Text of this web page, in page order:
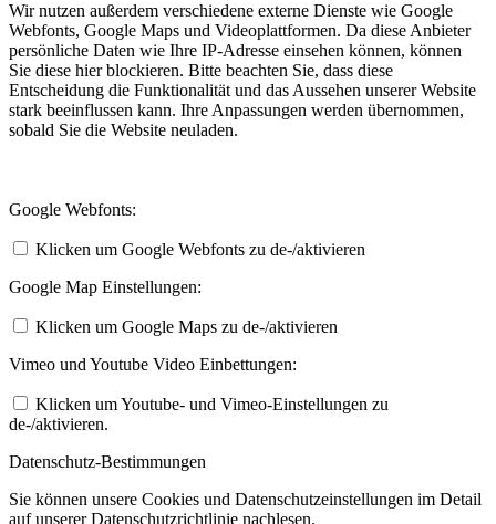
Wir nutzen außerdem verschiedene externe Dienste wie Google
Webfonts, Google Maps und Videoplattformen. Da diese Anbieter
persönliche Daten wie Ihre IP-Adresse einsehen können, können
Sie diese hier blockieren. Bitte beachten Sie, dass diese
Entscheidung die Funktionalität und das Aussehen unserer Website
stark beeinflussen kann. Ihre Anpassungen werden übernommen,
sobald Sie die Website neuladen.
Google Webfonts:
Klicken um Google Webfonts zu de-/aktivieren
Google Map Einstellungen:
Klicken um Google Maps zu de-/aktivieren
Vimeo und Youtube Video Einbettungen:
Klicken um Youtube- und Vimeo-Einstellungen zu
de-/aktivieren.
Datenschutz-Bestimmungen
Sie können unsere Cookies und Datenschutzeinstellungen im Detail
auf unserer Datenschutzrichtlinie nachlesen.